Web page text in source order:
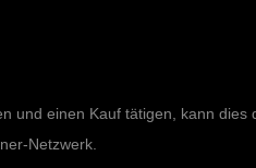
und einen Kauf tätigen, kann
Netzwerk.